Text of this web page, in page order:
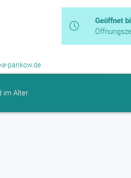
Geöffnet
pankow.de
im Alter